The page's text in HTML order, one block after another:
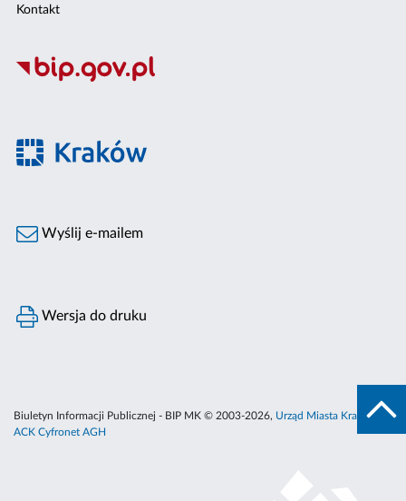
Kontakt
Wyślij e-mailem
Wersja do druku
Biuletyn Informacji Publicznej - BIP MK © 2003-2026, Urząd Miasta Krakowa
ACK Cyfronet AGH